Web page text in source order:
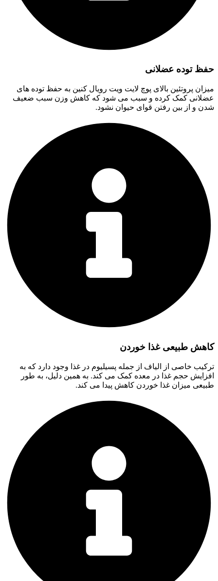
حفظ توده عضلانی
میزان پروتئین بالای پوچ لایت ویت رویال کنین به حفظ توده های
عضلانی کمک کرده و سبب می شود که کاهش وزن سبب ضعیف
شدن و از بین رفتن قوای حیوان نشود.
کاهش طبیعی غذا خوردن
ترکیب خاصی از الیاف از جمله پسیلیوم در غذا وجود دارد که به
افزایش حجم غذا در معده کمک می کند. به همین دلیل، به طور
طبیعی میزان غذا خوردن کاهش پیدا می کند.